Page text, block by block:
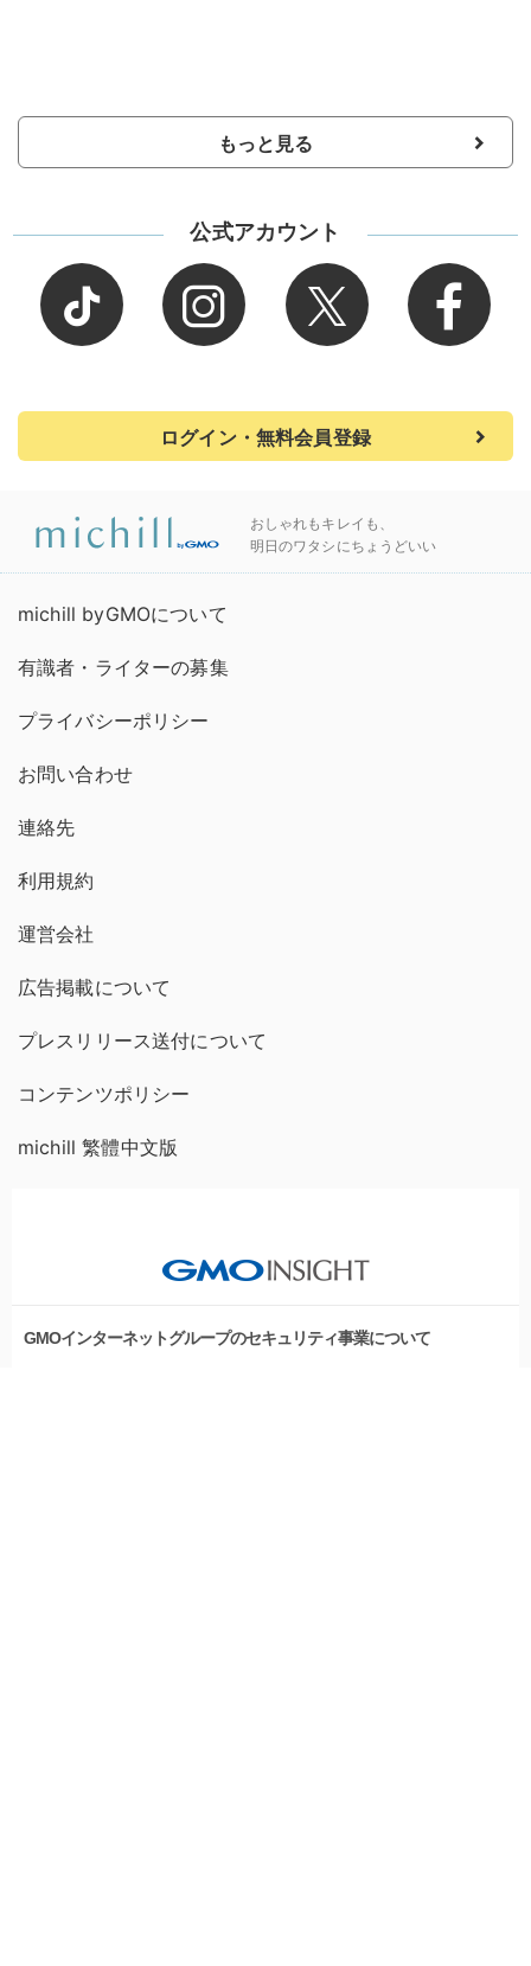
もっと見る
公式アカウント
ログイン・無料会員登録
おしゃれもキレイも、
明日のワタシにちょうどいい
michill byGMOについて
有識者・ライターの募集
プライバシーポリシー
お問い合わせ
連絡先
利用規約
運営会社
広告掲載について
プレスリリース送付について
コンテンツポリシー
michill 繁體中文版
GMOインターネットグループのセキュリティ事業について